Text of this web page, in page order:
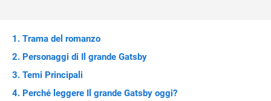
Trama del romanzo
Personaggi di Il grande Gatsby
Temi Principali
Perché leggere Il grande Gatsby oggi?